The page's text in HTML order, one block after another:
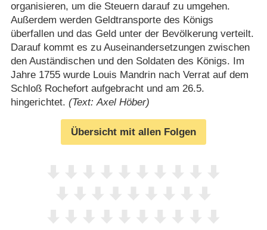
organisieren, um die Steuern darauf zu umgehen.
Außerdem werden Geldtransporte des Königs
überfallen und das Geld unter der Bevölkerung verteilt.
Darauf kommt es zu Auseinandersetzungen zwischen
den Auständischen und den Soldaten des Königs. Im
Jahre 1755 wurde Louis Mandrin nach Verrat auf dem
Schloß Rochefort aufgebracht und am 26.5.
hingerichtet. (Text: Axel Höber)
Übersicht mit allen Folgen